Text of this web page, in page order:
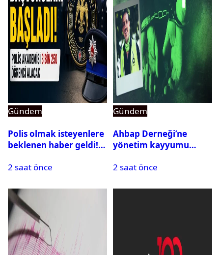
Gündem
Polis olmak isteyenlere
beklenen haber geldi!
2 saat önce
Gündem
Ahbap Derneği’ne
yönetim kayyumu
açıldı
2 saat önce